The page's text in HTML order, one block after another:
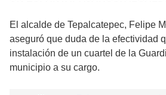
El alcalde de Tepalcatepec, Felipe
aseguró que duda de la efectividad
instalación de un cuartel de la
municipio a su cargo.